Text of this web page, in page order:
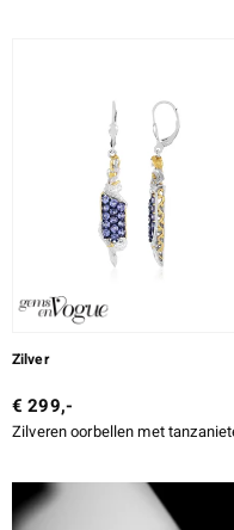
Zilver
€ 299,-
Zilveren oorbellen met